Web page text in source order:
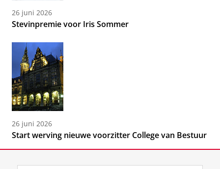
26 juni 2026
Stevinpremie voor Iris Sommer
26 juni 2026
Start werving nieuwe voorzitter College van Bestuur